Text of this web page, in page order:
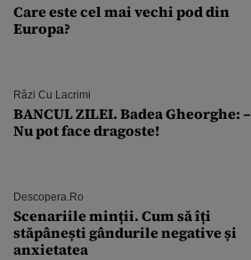
Care este cel mai vechi pod din
Europa?
Râzi Cu Lacrimi
BANCUL ZILEI. Badea Gheorghe: –
Nu pot face dragoste!
Descopera.ro
Scenariile minții. Cum să îți
stăpânești gândurile negative și
anxietatea